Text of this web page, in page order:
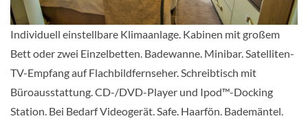
Auf Anfrage
AUSWÄHLEN
ANFRAGEN
Individuell einstellbare Klimaanlage. Kabinen mit großem
Bett oder zwei Einzelbetten. Badewanne. Minibar. Satelliten-
TV-Empfang auf Flachbildfernseher. Schreibtisch mit
Büroausstattung. CD-/DVD-Player und Ipod™-Docking
Station. Bei Bedarf Videogerät. Safe. Haarfön. Bademäntel.